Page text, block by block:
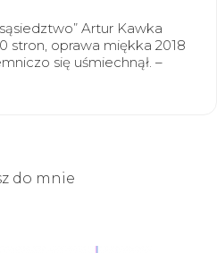
Artur Kawka
stron, oprawa miękka 2018
się uśmiechnął. –
do mnie